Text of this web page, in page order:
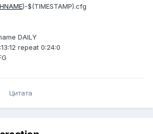
)-$(TIMESTAMP).cfg
DAILY
repeat 0:24:0
Цитата